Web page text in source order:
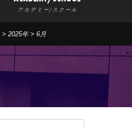
アカデミー/スクール
> 2025年> 6月